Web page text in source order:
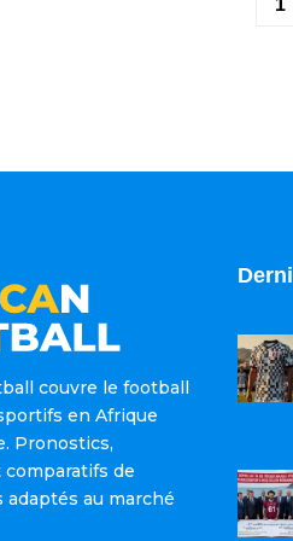
1
couvre le football
en Afrique
Pronostics,
de
adaptés au marché